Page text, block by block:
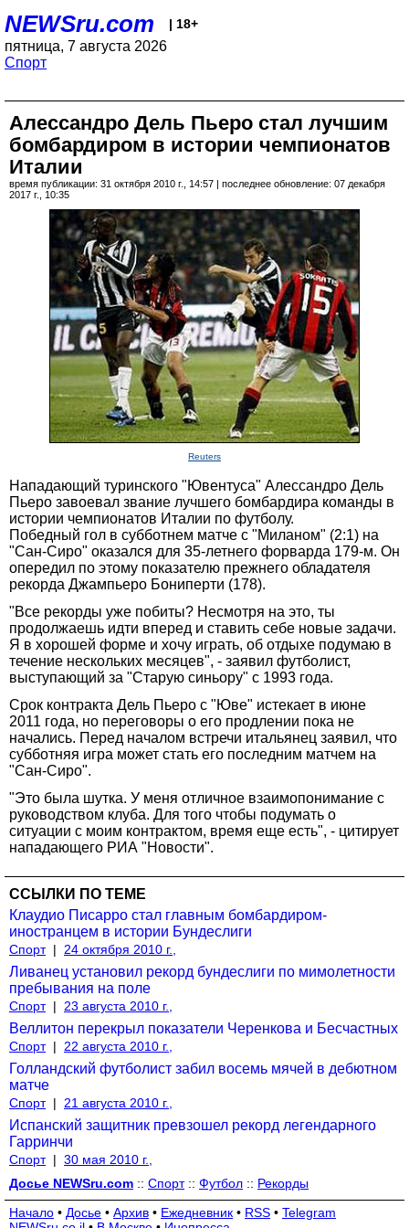
NEWSru.com | 18+
пятница, 7 августа 2026
Спорт
Алессандро Дель Пьеро стал лучшим
бомбардиром в истории чемпионатов
Италии
время публикации: 31 октября 2010 г., 14:57 | последнее обновление: 07 декабря
2017 г., 10:35
Reuters
Нападающий туринского "Ювентуса" Алессандро Дель
Пьеро завоевал звание лучшего бомбардира команды в
истории чемпионатов Италии по футболу.
Победный гол в субботнем матче с "Миланом" (2:1) на
"Сан-Сиро" оказался для 35-летнего форварда 179-м. Он
опередил по этому показателю прежнего обладателя
рекорда Джампьеро Бониперти (178).
"Все рекорды уже побиты? Несмотря на это, ты
продолжаешь идти вперед и ставить себе новые задачи.
Я в хорошей форме и хочу играть, об отдыхе подумаю в
течение нескольких месяцев", - заявил футболист,
выступающий за "Старую синьору" с 1993 года.
Срок контракта Дель Пьеро с "Юве" истекает в июне
2011 года, но переговоры о его продлении пока не
начались. Перед началом встречи итальянец заявил, что
субботняя игра может стать его последним матчем на
"Сан-Сиро".
"Это была шутка. У меня отличное взаимопонимание с
руководством клуба. Для того чтобы подумать о
ситуации с моим контрактом, время еще есть", - цитирует
нападающего РИА "Новости".
ССЫЛКИ ПО ТЕМЕ
Клаудио Писарро стал главным бомбардиром-
иностранцем в истории Бундеслиги
Спорт | 24 октября 2010 г.,
Ливанец установил рекорд бундеслиги по мимолетности
пребывания на поле
Спорт | 23 августа 2010 г.,
Веллитон перекрыл показатели Черенкова и Бесчастных
Спорт | 22 августа 2010 г.,
Голландский футболист забил восемь мячей в дебютном
матче
Спорт | 21 августа 2010 г.,
Испанский защитник превзошел рекорд легендарного
Гарринчи
Спорт | 30 мая 2010 г.,
Досье NEWSru.com :: Спорт:: Футбол :: Рекорды
Начало • Досье • Архив • Ежедневник • RSS • Telegram